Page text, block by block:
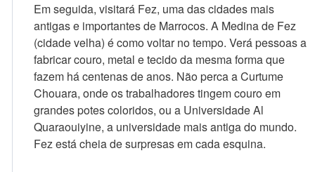
Em seguida, visitará Fez, uma das cidades mais
antigas e importantes de Marrocos. A Medina de Fez
(cidade velha) é como voltar no tempo. Verá pessoas a
fabricar couro, metal e tecido da mesma forma que
fazem há centenas de anos. Não perca a Curtume
Chouara, onde os trabalhadores tingem couro em
grandes potes coloridos, ou a Universidade Al
Quaraouiyine, a universidade mais antiga do mundo.
Fez está cheia de surpresas em cada esquina.